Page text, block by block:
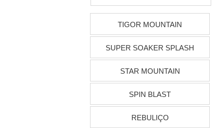
TIGOR MOUNTAIN
SUPER SOAKER SPLASH
STAR MOUNTAIN
SPIN BLAST
REBULIÇO